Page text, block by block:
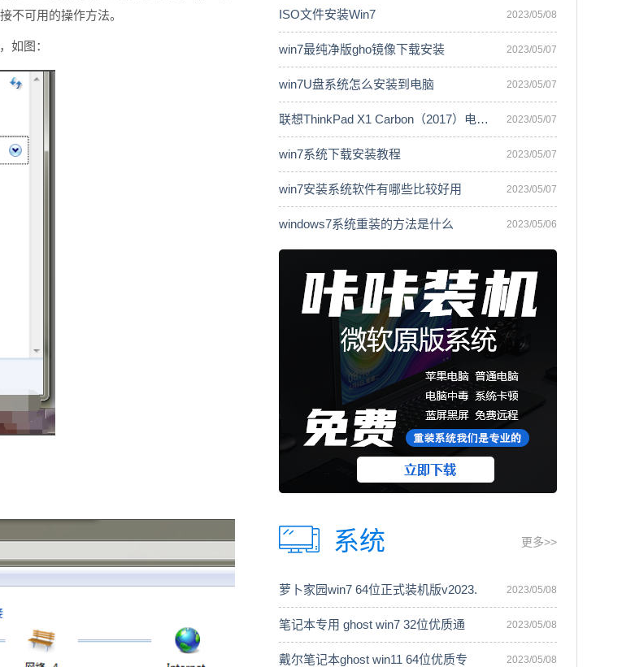
不可用的操作方法。
如图：
ISO文件安装Win7 2023/05/08
win7最纯净版gho镜像下载安装 2023/05/07
win7U盘系统怎么安装到电脑 2023/05/07
联想ThinkPad X1 Carbon（2017）电脑安 2023/05/07
win7系统下载安装教程 2023/05/07
win7安装系统软件有哪些比较好用 2023/05/07
windows7系统重装的方法是什么 2023/05/06
系统 更多>>
萝卜家园win7 64位正式装机版v2023. 2023/05/08
笔记本专用 ghost win7 32位优质通 2023/05/08
戴尔笔记本ghost win11 64位优质专 2023/05/08